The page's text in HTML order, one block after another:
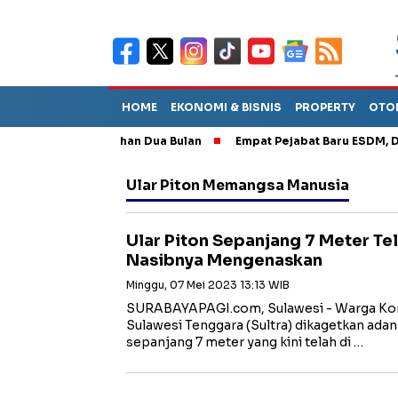
HOME EKONOMI & BISNIS PROPERTY
Tinggal Bertahan Dua Bulan Empat Pejabat Baru ESDM,
Ular Piton Memangsa Manusia
Ular Piton Sepanjang 7 Meter
Nasibnya Mengenaskan
Minggu, 07 Mei 2023 13:13 WIB
SURABAYAPAGI.com, Sulawesi - Warga
Sulawesi Tenggara (Sultra) dikagetkan
sepanjang 7 meter yang kini telah di …